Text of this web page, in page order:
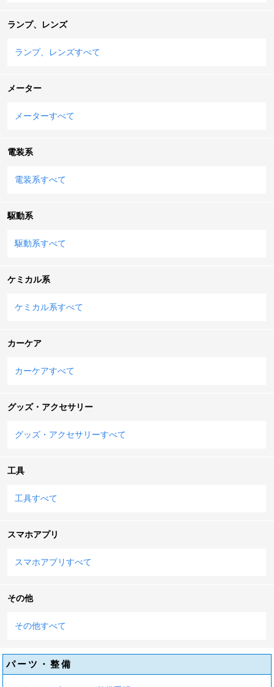
ランプ、レンズ
ランプ、レンズすべて
メーター
メーターすべて
電装系
電装系すべて
駆動系
駆動系すべて
ケミカル系
ケミカル系すべて
カーケア
カーケアすべて
グッズ・アクセサリー
グッズ・アクセサリーすべて
工具
工具すべて
スマホアプリ
スマホアプリすべて
その他
その他すべて
パーツ・整備